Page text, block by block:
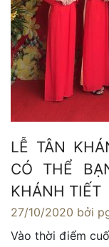
LỄ TÂN
CÓ THỂ
KHÁNH TIẾT
27/10/2020 bởi
Vào thời điểm